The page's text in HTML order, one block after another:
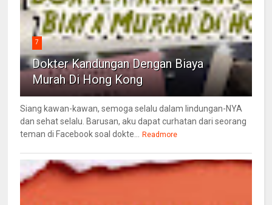
7
Dokter Kandungan Dengan Biaya
Murah Di Hong Kong
Siang kawan-kawan, semoga selalu dalam lindungan-NYA
dan sehat selalu. Barusan, aku dapat curhatan dari seorang
teman di Facebook soal dokte... Readmore